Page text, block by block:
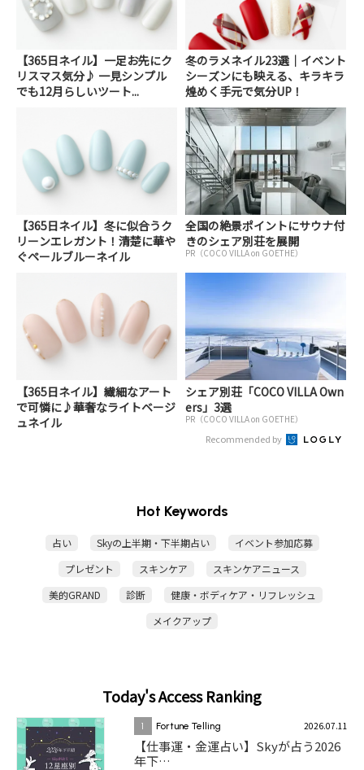
【365日ネイル】一足お先にク
リスマス気分♪ 一見シンプル
でも12月らしいツート...
冬のラメネイル23選｜イベント
シーズンにも映える、キラキラ
煌めく手元で気分UP！
【365日ネイル】冬に似合うク
リーンエレガント！清楚に華や
ぐペールブルーネイル
全国の絶景ポイントにサウナ付
きのシェア別荘を展開
PR（COCO VILLA on GOETHE）
【365日ネイル】繊細なアート
で可憐に♪華奢なライトベージ
ュネイル
シェア別荘「COCO VILLA Own
ers」3選
PR（COCO VILLA on GOETHE）
Recommended by
Hot Keywords
占い Skyの上半期・下半期占い
イベント参加応募
プレゼント
スキンケア
スキンケアニュース
美的GRAND
診断
健康・ボディケア・リフレッシュ
メイクアップ
Today's Access Ranking
1 Fortune Telling 2026.07.11
【仕事運・金運占い】Skyが占う2026
年下…